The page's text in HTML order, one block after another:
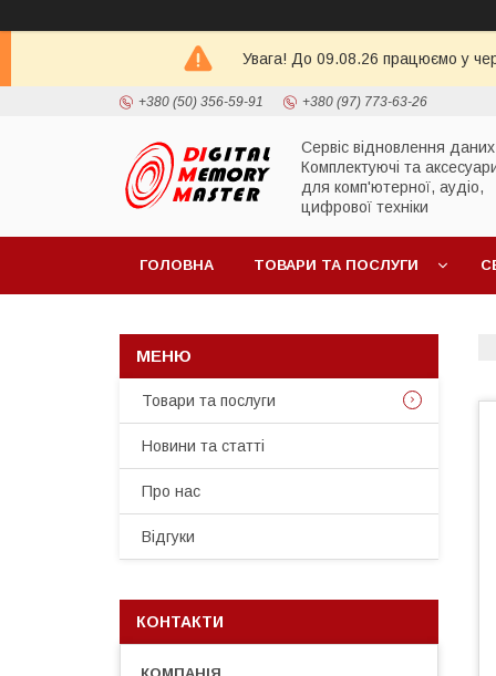
Увага! До 09.08.26 працюємо у
+380 (50) 356-59-91 +380 (97) 773-63-26
Сервіс відновлення даних
Комплектуючі та
для комп'ютерної, аудіо,
цифрової техніки
ГОЛОВНА ТОВАРИ ТА ПОСЛУГИ
Товари та послуги
Новини та статті
Про нас
Відгуки
КОНТАКТИ